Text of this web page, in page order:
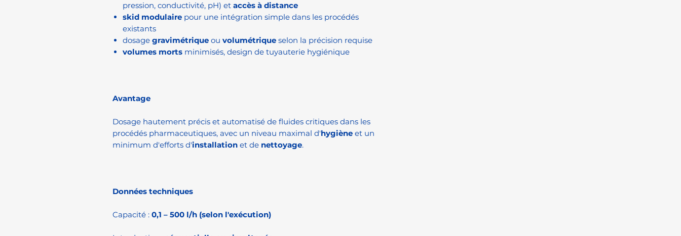
pression, conductivité, pH) et accès à distance
skid modulaire pour une intégration simple dans les procédés
existants
dosage gravimétrique ou volumétrique selon la précision requise
volumes morts minimisés, design de tuyauterie hygiénique
Avantage
Dosage hautement précis et automatisé de fluides critiques dans les
procédés pharmaceutiques, avec un niveau maximal d'hygiène et un
minimum d'efforts d'installation et de nettoyage.
Données techniques
Capacité : 0,1 – 500 l/h (selon l'exécution)